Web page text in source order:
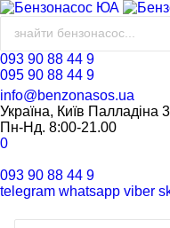
093 90 88 44 9
095 90 88 44 9
info@benzonasos.ua
Україна, Київ Палладіна
Пн-Нд. 8:00-21.00
0
093 90 88 44 9
telegram whatsapp viber